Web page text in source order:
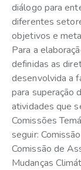
diálogo para
diferentes
objetivos e
Para a
definidas as
desenvolvida a
para superação
atividades que
Comissões
seguir:
Comissão de
Mudanças